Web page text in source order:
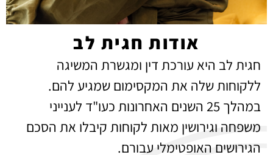
אודות חגית לב
חגית לב היא עורכת דין ומגשרת המשיגה
ללקוחות שלה את המקסימום שמגיע להם.
במהלך 25 השנים האחרונות כעו"ד לענייני
משפחה וגירושין מאות לקוחות קיבלו את הסכם
הגירושים האופטימלי עבורם.